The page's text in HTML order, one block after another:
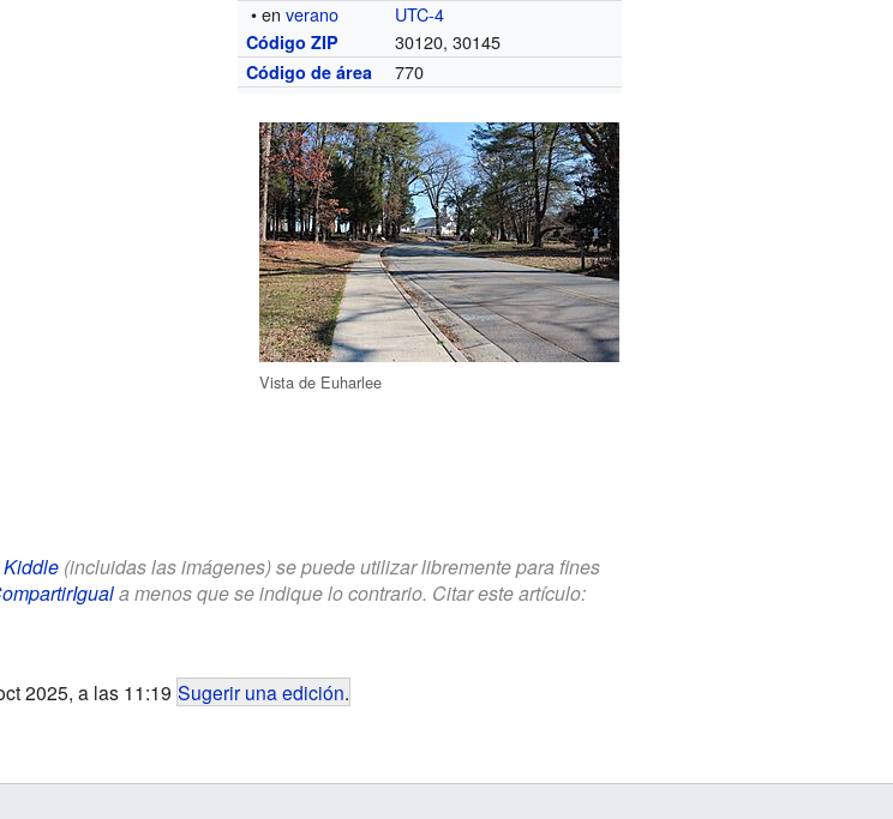
• enverano UTC-4
Código ZIP 30120, 30145
Código de área 770
Vista de Euharlee
(incluidas las imágenes) se puede utilizar libremente para fines
a menos que se indique lo contrario. Citar este artículo:
2025, a las 11:19 Sugerir una edición.